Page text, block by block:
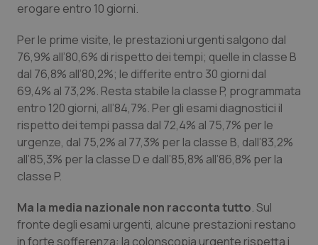
Oncologia & Nutrizione
Psoriasi & pelle
Quotidiano Cardiologia
Quotidiano Chirurgia
Quotidiano Oncologia
Quotidiano Pediatria
erogare entro 10 giorni.
Per le prime visite, le prestazioni urgenti salgono dal
76,9% all’80,6% di rispetto dei tempi; quelle in classe B
dal 76,8% all’80,2%; le differite entro 30 giorni dal
69,4% al 73,2%. Resta stabile la classe P, programmata
entro 120 giorni, all’84,7%. Per gli esami diagnostici il
rispetto dei tempi passa dal 72,4% al 75,7% per le
urgenze, dal 75,2% al 77,3% per la classe B, dall’83,2%
all’85,3% per la classe D e dall’85,8% all’86,8% per la
classe P.
Ma la media nazionale non racconta tutto. Sul
fronte degli esami urgenti, alcune prestazioni restano
in forte sofferenza: la colonscopia urgente rispetta i